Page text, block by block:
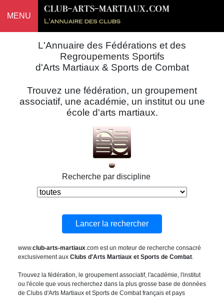
MENU
L'Annuaire des Fédérations et des
Regroupements Sportifs
d'Arts Martiaux & Sports de Combat
Trouvez une fédération, un groupement
associatif, une académie, un institut ou une
école d'arts martiaux.
Recherche par discipline
www.club-arts-martiaux.com est un moteur de recherche consacré
exclusivement aux Clubs d'Arts Martiaux et Sports de Combat.
Trouvez la fédération, le groupement associatif, l'académie, l'institut
ou l'école que vous recherchez dans la plus grosse base de données
de Clubs d'Arts Martiaux et Sports de Combat français et pays